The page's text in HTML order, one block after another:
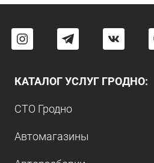
КАТАЛОГ УСЛУГ ГРОДНО:
СТО Гродно
Автомагазины